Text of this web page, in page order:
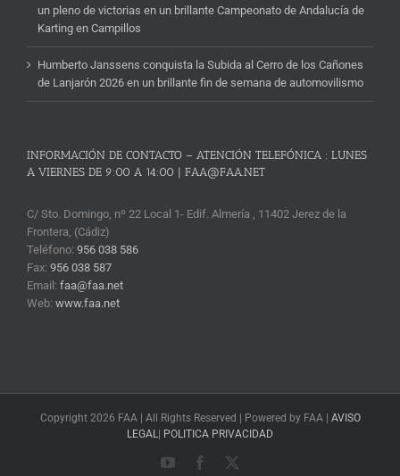
un pleno de victorias en un brillante Campeonato de Andalucía de
Karting en Campillos
Humberto Janssens conquista la Subida al Cerro de los Cañones
de Lanjarón 2026 en un brillante fin de semana de automovilismo
INFORMACIÓN DE CONTACTO – ATENCIÓN TELEFÓNICA : LUNES
A VIERNES DE 9:00 A 14:00 | FAA@FAA.NET
C/ Sto. Domingo, nº 22 Local 1- Edif. Almería , 11402 Jerez de la
Frontera, (Cádiz)
Teléfono: 956 038 586
Fax: 956 038 587
Email: faa@faa.net
Web: www.faa.net
Copyright 2026 FAA | All Rights Reserved | Powered by FAA | AVISO
LEGAL | POLITICA PRIVACIDAD
YouTubeFacebook